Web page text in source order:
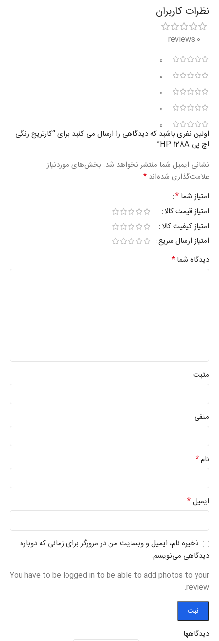
نظرات کاربران
0 reviews
0
0
0
0
0
دیدگاهها
اولین نفری باشید که دیدگاهی را ارسال می کنید برای “کارتریج رنگی
اچ پی HP 128A”
نشانی ایمیل شما منتشر نخواهد شد. بخش‌های موردنیاز
علامت‌گذاری شده‌اند *
امتیاز شما *
امتیاز قیمت کالا
امتیاز کیفیت کالا
امتیاز ارسال سریع
دیدگاه شما *
مثبت
منفی
نام*
ایمیل*
ذخیره نام، ایمیل و وبسایت من در مرورگر برای زمانی که دوباره
دیدگاهی می‌نویسم.
You have to be logged in to be able to add photos to your
review.